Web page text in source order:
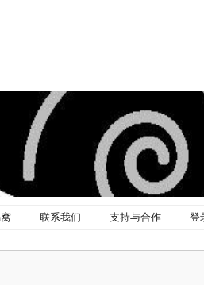
联系我们 支持与合作 登